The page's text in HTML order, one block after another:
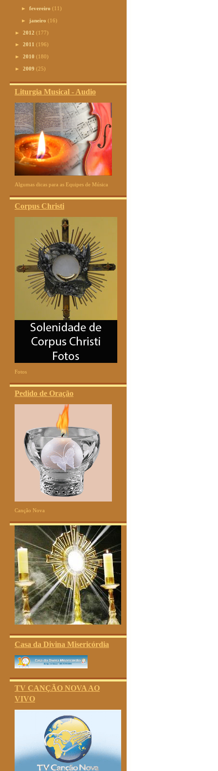
►fevereiro(11)
► janeiro(16)
► 2012 (177)
► 2011 (196)
► 2010 (180)
► 2009 (25)
Liturgia Musical - Audio
Algumas dicas para as Equipes de Música
Corpus Christi
Fotos
Pedido de Oração
Canção Nova
Casa da Divina Misericórdia
TV CANÇÃO NOVA AO
VIVO